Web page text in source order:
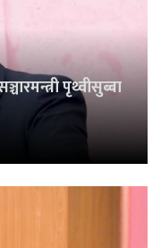
पृथ्वीसुब्बा